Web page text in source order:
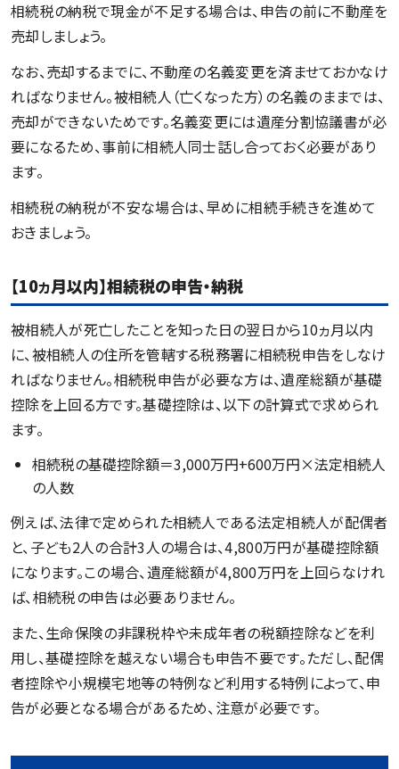
相続税の納税で現金が不足する場合は、申告の前に不動産を
売却しましょう。
なお、売却するまでに、不動産の名義変更を済ませておかなけ
ればなりません。被相続人（亡くなった方）の名義のままでは、
売却ができないためです。名義変更には遺産分割協議書が必
要になるため、事前に相続人同士話し合っておく必要があり
ます。
相続税の納税が不安な場合は、早めに相続手続きを進めて
おきましょう。
【10ヵ月以内】相続税の申告・納税
被相続人が死亡したことを知った日の翌日から10ヵ月以内
に、被相続人の住所を管轄する税務署に相続税申告をしなけ
ればなりません。相続税申告が必要な方は、遺産総額が基礎
控除を上回る方です。基礎控除は、以下の計算式で求められ
ます。
相続税の基礎控除額＝3,000万円+600万円×法定相続人
の人数
例えば、法律で定められた相続人である法定相続人が配偶者
と、子ども2人の合計3人の場合は、4,800万円が基礎控除額
になります。この場合、遺産総額が4,800万円を上回らなけれ
ば、相続税の申告は必要ありません。
また、生命保険の非課税枠や未成年者の税額控除などを利
用し、基礎控除を越えない場合も申告不要です。ただし、配偶
者控除や小規模宅地等の特例など利用する特例によって、申
告が必要となる場合があるため、注意が必要です。